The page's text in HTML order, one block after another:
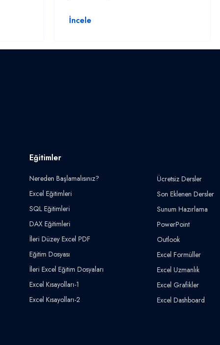
İncele
Eğitimler
Nereden Başlamalısınız?
Excel Eğitimleri
SQL Eğitimleri
DAX Eğitimleri
İleri Düzey Excel PDF
Eğitim Dosyası
İleri Excel Eğitim Dosyaları
Excel Kısayolları-1
Excel Kısayolları-2
Ücretsiz Dersler
Son Eklenen Dersler
Sunum Hazırlama
PowerPoint
Outlook
Excel Formüller
Excel Uzmanlık
Excel Grafikler
Excel Dashboard